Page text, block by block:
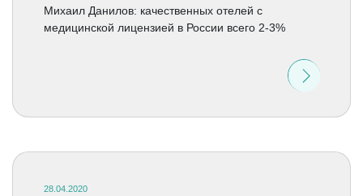
Михаил Данилов: качественных отелей с
медицинской лицензией в России всего 2-3%
28.04.2020